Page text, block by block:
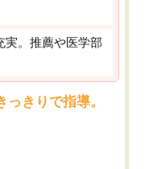
実。推薦や医学部
きりで指導。